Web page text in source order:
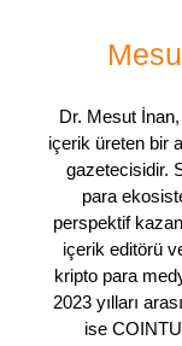
Dr. Mesut
içerik üreten bir
gazetecisidir.
para
perspektif
içerik editörü
kripto para
2023 yılları
ise